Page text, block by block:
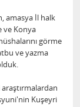
amasya İl halk
ve Konya
görme
ve yazma
Kuşeyri